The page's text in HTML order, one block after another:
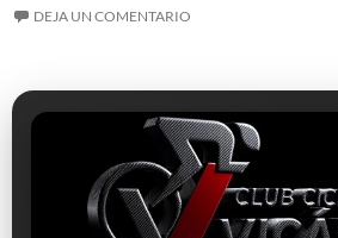
DEJA UN COMENTARIO